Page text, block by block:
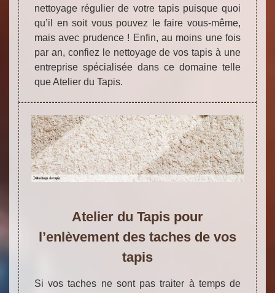
nettoyage régulier de votre tapis puisque quoi
qu’il en soit vous pouvez le faire vous-même,
mais avec prudence ! Enfin, au moins une fois
par an, confiez le nettoyage de vos tapis à une
entreprise spécialisée dans ce domaine telle
que Atelier du Tapis.
Atelier du Tapis pour
l’enlèvement des taches de vos
tapis
Si vos taches ne sont pas traiter à temps de